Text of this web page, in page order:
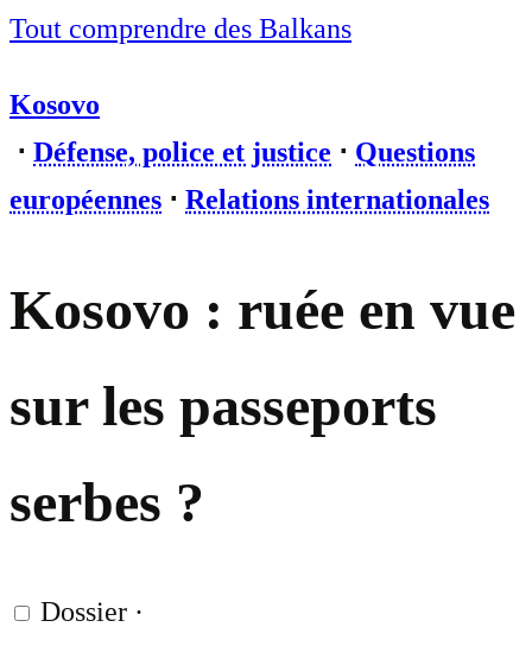
Tout comprendre des Balkans
Kosovo
⋅ Défense, police et justice ⋅ Questions
européennes ⋅ Relations internationales
Kosovo : ruée en vue
sur les passeports
serbes ?
Dossier ·